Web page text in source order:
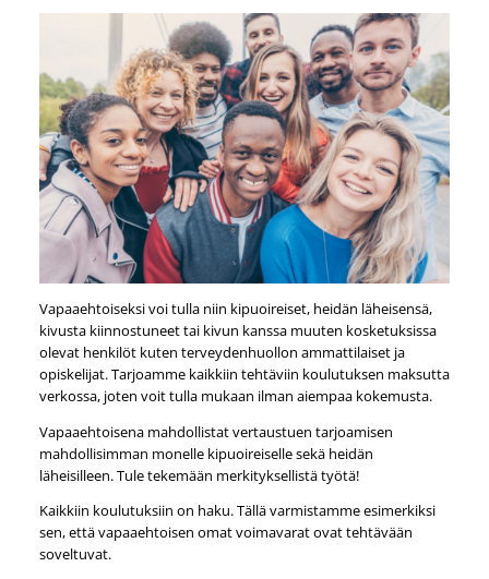
Vapaaehtoiseksi voi tulla niin kipuoireiset, heidän läheisensä,
kivusta kiinnostuneet tai kivun kanssa muuten kosketuksissa
olevat henkilöt kuten terveydenhuollon ammattilaiset ja
opiskelijat. Tarjoamme kaikkiin tehtäviin koulutuksen maksutta
verkossa, joten voit tulla mukaan ilman aiempaa kokemusta.
Vapaaehtoisena mahdollistat vertaustuen tarjoamisen
mahdollisimman monelle kipuoireiselle sekä heidän
läheisilleen. Tule tekemään merkityksellistä työtä!
Kaikkiin koulutuksiin on haku. Tällä varmistamme esimerkiksi
sen, että vapaaehtoisen omat voimavarat ovat tehtävään
soveltuvat.